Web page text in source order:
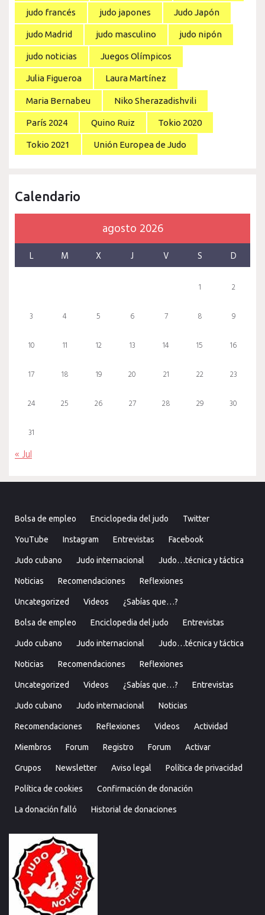
judo francés judo japones Judo Japón
judo Madrid judo masculino judo nipón
judo noticias Juegos Olímpicos
Julia Figueroa Laura Martínez
Maria Bernabeu Niko Sherazadishvili
París 2024 Quino Ruiz Tokio 2020
Tokio 2021 Unión Europea de Judo
Calendario
agosto 2026
L M X J V S D
1 2
3 4 5 6 7 8 9
10 11 12 13 14 15 16
17 18 19 20 21 22 23
24 25 26 27 28 29 30
31
« Jul
Bolsa de empleo Enciclopedia del judo Twitter
YouTube Instagram Entrevistas Facebook
Judo cubano Judo internacional Judo…técnica y táctica
Noticias Recomendaciones Reflexiones
Uncategorized Videos ¿Sabías que…?
Bolsa de empleo Enciclopedia del judo Entrevistas
Judo cubano Judo internacional Judo…técnica y táctica
Noticias Recomendaciones Reflexiones
Uncategorized Videos ¿Sabías que…? Entrevistas
Judo cubano Judo internacional Noticias
Recomendaciones Reflexiones Videos Actividad
Miembros Forum Registro Forum Activar
Grupos Newsletter Aviso legal Política de privacidad
Política de cookies Confirmación de donación
La donación falló Historial de donaciones